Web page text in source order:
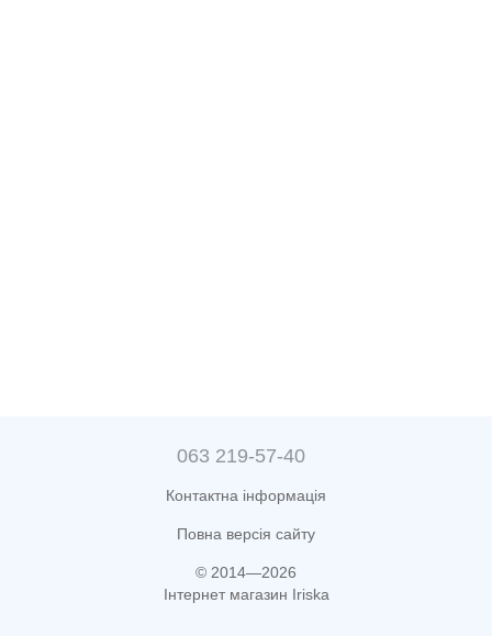
063 219-57-40
Контактна інформація
Повна версія сайту
© 2014—2026
Інтернет магазин Iriska